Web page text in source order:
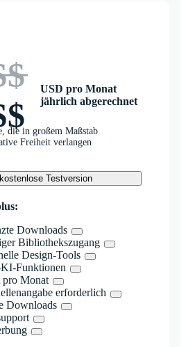
USD pro Monat
jährlich abgerechnet
die in großem Maßstab
Freiheit verlangen
Testversion
Downloads
Bibliothekszugang
Design-Tools
Funktionen
pro Monat
erforderlich
Downloads